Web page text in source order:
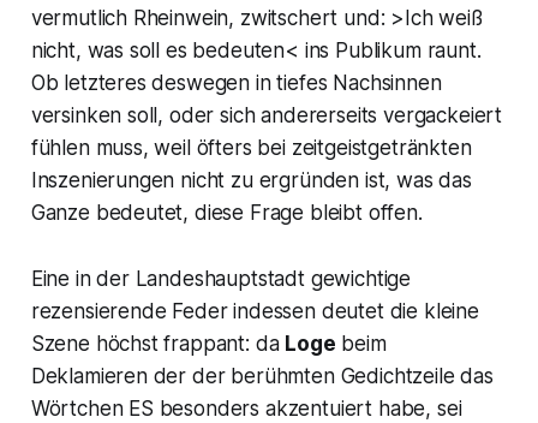
vermutlich Rheinwein, zwitschert und: >Ich weiß
nicht, was soll es bedeuten< ins Publikum raunt.
Ob letzteres deswegen in tiefes Nachsinnen
versinken soll, oder sich andererseits vergackeiert
fühlen muss, weil öfters bei zeitgeistgetränkten
Inszenierungen nicht zu ergründen ist, was das
Ganze bedeutet, diese Frage bleibt offen.
Eine in der Landeshauptstadt gewichtige
rezensierende Feder indessen deutet die kleine
Szene höchst frappant: da Loge beim
Deklamieren der der berühmten Gedichtzeile das
Wörtchen ES besonders akzentuiert habe, sei